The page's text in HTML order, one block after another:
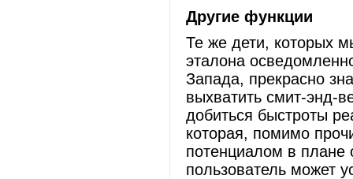
Другие функции
Те же дети, которых
эталона
Запада, прекрасно
выхватить смит-энд-
добиться быстроты
которая, помимо
потенциалом в плане
пользователь может